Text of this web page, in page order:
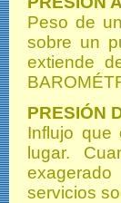
Peso de
sobre un
extiende
PRESIÓN
Influjo que
lugar.
servicios